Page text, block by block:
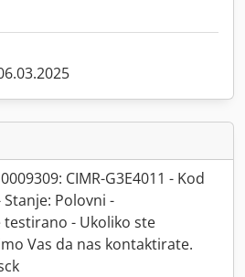
CIMR-G3E4011 - Kod
Stanje: Polovni -
- Ukoliko ste
Vas da nas kontaktirate.